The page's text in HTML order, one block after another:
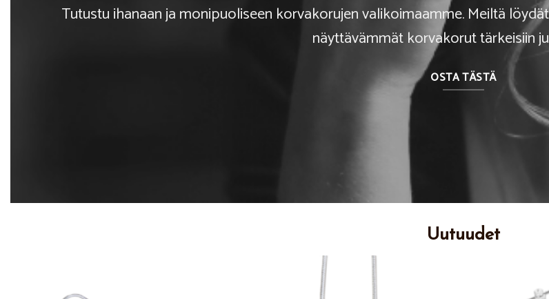
Tutustu ihanaan ja monipuoliseen korvakorujen valikoimaamme. Meiltä
näyttävämmät korvakorut tärkeisiin
OSTA TÄSTÄ
Uutuudet